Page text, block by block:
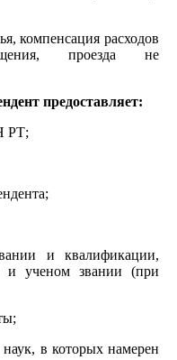
компенсация расходов
проезда не
предоставляет:
РТ;
и квалификации,
и ученом звании (при
в которых намерен